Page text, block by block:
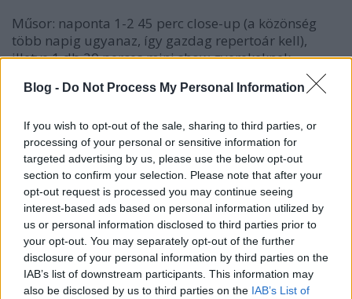
Blog - Do Not Process My Personal Information
If you wish to opt-out of the sale, sharing to third parties, or
processing of your personal or sensitive information for
targeted advertising by us, please use the below opt-out
section to confirm your selection. Please note that after your
opt-out request is processed you may continue seeing
interest-based ads based on personal information utilized by
us or personal information disclosed to third parties prior to
your opt-out. You may separately opt-out of the further
disclosure of your personal information by third parties on the
IAB’s list of downstream participants. This information may
also be disclosed by us to third parties on the IAB’s List of
Műsor: naponta 1-2 45 perc close-up (a közönség
több napig ugyanaz, így gazdag repertoár kell),
illetve 1 db 20 perces mini show gyerekeknek.
Útvonal, Stokholm-Helsikni, vagy Stokholm Riga, a
A hajó reggel kiköt, késő délután 17h körül megy
tovább így a nap nagy része teljesen szabad.
Saját kabin, 23h crew étterem nyitva tartás,
Nagyon jó fiatalos közösség, laza szabályok.
Nagyon erős Angol nyelvtudás szükséges.
Videót, képeket, CV-t küldj ha